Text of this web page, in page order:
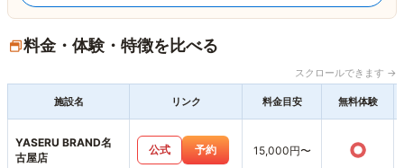
料金・体験・特徴を比べる
スクロールできます →
施設名 リンク 料金目安 無料体験
YASERU BRAND名
古屋店
公式 予約 15,000円〜 ○